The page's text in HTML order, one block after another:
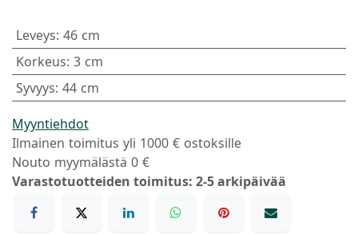
Leveys: 46 cm
Korkeus: 3 cm
Syvyys: 44 cm
Myyntiehdot
Ilmainen toimitus yli 1000 € ostoksille
Nouto myymälästä 0 €
Varastotuotteiden toimitus: 2-5 arkipäivää